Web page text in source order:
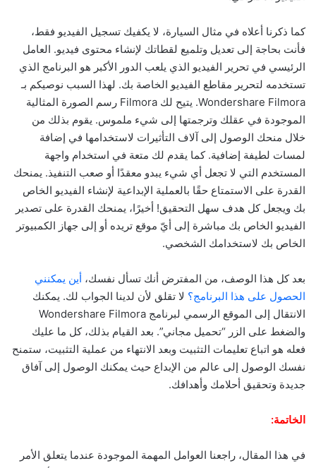
كما ذكرنا أعلاه في مثال السيارة، لا يكفيك تسجيل الفيديو فقط،
فأنت بحاجة إلى تعديل وتلميع لقطاتك لإنشاء محتوى فيديو. العامل
الرئيسي في تحرير الفيديو الذي يلعب الدور الأكبر هو البرنامج الذي
تستخدمه لتحرير مقاطع الفيديو الخاصة بك. لهذا السبب نوصيكم بـ
Wondershare Filmora. يتيح لك Filmora رسم الصورة المثالية
الموجودة في عقلك وترجمتها إلى شيء ملموس. يقوم بذلك من
خلال منحك الوصول إلى آلاف التأثيرات لاستخدامها في إضافة
لمسات لطيفة إضافية. كما يقدم لك متعة في استخدام واجهة
المستخدم التي لا تجعل أي شيء يبدو معقدًا أو صعب التنفيذ. يمنحك
القدرة على الاستمتاع حقًا بالعملية الإبداعية لإنشاء الفيديو الخاص
بك ويجعل كل هدف سهل التحقيق! أخيرًا، يمنحك القدرة على تصدير
الفيديو الخاص بك مباشرة إلى أيّ موقع تريده أو إلى جهاز الكمبيوتر
الخاص بك لاستخدامك الشخصي.
بعد كل هذا الوصف، من المفترض أنك تسأل نفسك، أين يمكنني
الحصول على هذا البرنامج؟ لا تقلق لأن لدينا الجواب لك. يمكنك
الانتقال إلى الموقع الرسمي لبرنامج Wondershare Filmora
والضغط على الزر “تحميل مجاني”. بعد القيام بذلك، كل ما عليك
فعله هو اتباع تعليمات التثبيت وبعد الانتهاء من عملية التثبيت، ستمنح
نفسك الوصول إلى عالم من الإبداع حيث يمكنك الوصول إلى آفاق
جديدة وتحقيق أحلامك وأهدافك.
الخاتمة:
في هذا المقال، راجعنا العوامل المهمة الموجودة عندما يتعلق الأمر